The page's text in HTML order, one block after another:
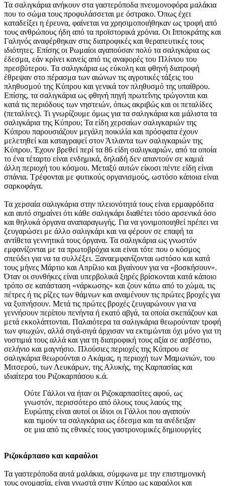
Τα σαλιγκάρια ανήκουν στα γαστερόποδα πνευμονοφόρα μαλάκια
που το σώμα τους προφυλάσσεται με όστρακο. Όπως έχει
καταδείξει η έρευνα, φαίνεται να χρησιμοποιήθηκαν ως τροφή από
τους ανθρώπους ήδη από τα προϊστορικά χρόνια. Οι Ιπποκράτης και
Γαληνός αναφέρθηκαν στις διατροφικές και θεραπευτικές τους
ιδιότητες. Επίσης οι Ρωμαίοι αγαπούσαν πολύ τα σαλιγκάρια ως
έδεσμα, εάν κρίνει κανείς από τις αναφορές του Πλίνιου του
πρεσβύτερου. Τα σαλιγκάρια ως εύκολη και φθηνή διατροφή
έθρεψαν στο πέρασμα των αιώνων τις αγροτικές τάξεις του
πληθυσμού της Κύπρου και γενικά τον πληθυσμό της υπαίθρου.
Επίσης, τα σαλιγκάρια ως φθηνή πηγή πρωτεΐνης τρώγονται και
κατά τις περιόδους των νηστειών, όπως ακριβώς και οι πεταλίδες
(πεταλίνες). Τι γνωρίζουμε όμως για τα σαλιγκάρια και μάλιστα τα
σαλιγκάρια της Κύπρου; Τα είδη χερσαίων σαλιγκαριών της
Κύπρου παρουσιάζουν μεγάλη ποικιλία και πρόσφατα έχουν
μελετηθεί και καταγραφεί στον Άτλαντα των σαλιγκαριών της
Κύπρου. Έχουν βρεθεί περί τα 86 είδη σαλιγκαριών, από τα οποία
το ένα τέταρτο είναι ενδημικά, δηλαδή δεν απαντούν σε καμιά
άλλη περιοχή του κόσμου. Μεταξύ αυτών είκοσι πέντε είδη είναι
σπάνια. Τρέφονται με φυτικούς οργανισμούς, ωστόσο κάποια είναι
σαρκοφάγα.
Τα χερσαία σαλιγκάρια στην πλειονότητά τους είναι ερμαφρόδιτα
και αυτό σημαίνει ότι κάθε σαλιγκάρι διαθέτει τόσο αρσενικά όσο
και θηλυκά όργανα αναπαραγωγής. Για να γονιμοποιηθεί πρέπει να
ζευγαρώσει με άλλο σαλιγκάρι και να φέρουν σε επαφή τα
αντίθετα γεννητικά τους όργανα. Τα σαλιγκάρια ως γνωστόν
εμφανίζονται με τα πρωτοβρόχια και είναι τότε που ο κόσμος
σπεύδει για να τα συλλέξει. Ξαναεμφανίζονται ωστόσο και κατά
τους μήνες Μάρτιο και Απρίλιο και βγαίνουν για να «βοσκήσουν».
Όταν οι συνθήκες είναι υπερβολικά ξηρές βρίσκονται κατά κάποιο
τρόπο σε κατάσταση «νάρκωσης» και ζουν κάτω από το χώμα, τις
πέτρες ή τις ρίζες των θάμνων και αναμένουν τις πρώτες βροχές για
να ξυπνήσουν. Μετά τις πρώτες βροχές ζευγαρώνουν για να
γεννήσουν περίπου πενήντα ή εκατό αβγά, τα οποία σκεπάζουν και
μετά εκκολάπτονται. Παλαιότερα τα σαλιγκάρια θεωρούνταν τροφή
των φτωχών, αλλά σιγά-σιγά άρχισαν να εκτιμώνται όχι μόνο για τη
νοστιμιά τους αλλά και για τη διατροφική τους αξία σε ασβέστιο,
σελήνιο και μαγνήσιο. Πλούσιες περιοχές της Κύπρου σε
σαλιγκάρια θεωρούνται ο Ακάμας, η περιοχή των Μαμωνιών, του
Μιτσερού, των Λευκάρων, της Αλυκής, της Καρπασίας και
ιδιαίτερα του Ριζοκαρπάσου κ.ά.
Ούτε Γάλλοι να ήταν οι Ριζοκαρπασίτες αφού, ως
γνωστόν, περισσότερο από όλους τους λαούς της
Ευρώπης είναι αυτοί οι ίδιοι οι Γάλλοι που αγαπούν
και τιμούν τα σαλιγκάρια ως έδεσμα και τα ανέδειξαν
σε μια από τις εθνικές τους γαστρονομικές δημιουργίες
Ριζοκάρπασο και καραόλοι
Τα γαστερόποδα αυτά μαλάκια, σύμφωνα με την επιστημονική
τους ονομασία, είναι γνωστά στην Κύπρο ως καραόλοι και